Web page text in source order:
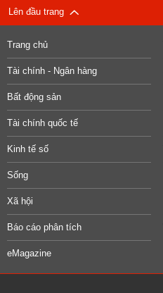
Lên đầu trang
Trang chủ
Tài chính - Ngân hàng
Bất động sản
Tài chính quốc tế
Kinh tế số
Sống
Xã hội
Báo cáo phân tích
eMagazine